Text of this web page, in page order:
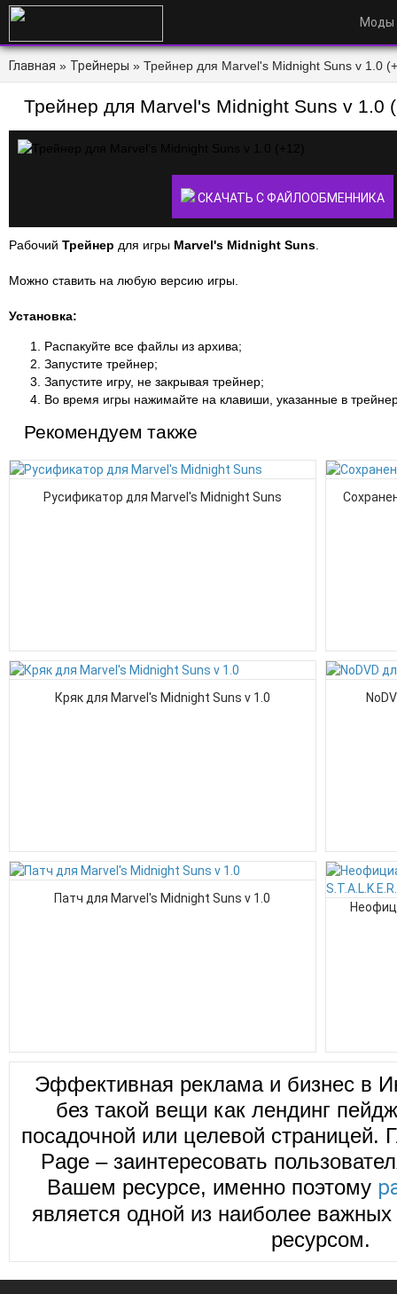
Моды
Главная » Трейнеры » Трейнер для Marvel's Midnight Suns v 1.0
Трейнер для Marvel's Midnight Suns v 1.0
СКАЧАТЬ С ФАЙЛООБМЕННИКА
Рабочий Трейнер для игры Marvel's Midnight Suns
Можно ставить на любую версию игры.
Установка:
Распакуйте все файлы из архива;
Запустите трейнер;
Запустите игру, не закрывая трейнер;
Во время игры нажимайте на клавиши, указанные в
Рекомендуем также
Русификатор для Marvel's Midnight Suns
Кряк для Marvel's Midnight Suns v 1.0
Патч для Marvel's Midnight Suns v 1.0
Эффективная реклама и бизнес в
без такой вещи как лендинг
посадочной или целевой страницей.
Page – заинтересовать
Вашем ресурсе, именно поэтому
является одной из наиболее
ресурсом.